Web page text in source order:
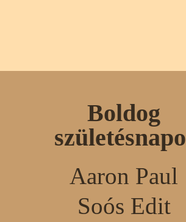
Boldog
Aaron Paul
Soós Edit